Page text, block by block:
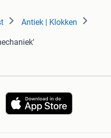
Antiek | Klokken